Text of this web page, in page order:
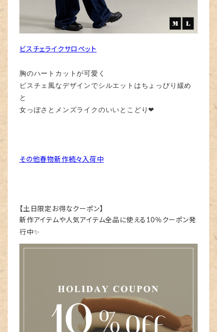
ビスチェライクサロペット
胸のハートカットが可愛く
ビスチェ風なデザインでシルエットはちょっぴり緩め
と
女っぽさとメンズライクのいいとこどり❤
その他春物新作続々入荷中
【土日限定お得なクーポン】
新作アイテムや人気アイテム全品に使える10％クーポン発
行中✨